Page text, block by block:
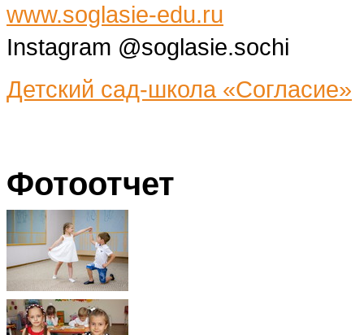
www.soglasie-edu.ru
Instagram @soglasie.sochi
Детский сад-школа «Согласие»
Фотоотчет